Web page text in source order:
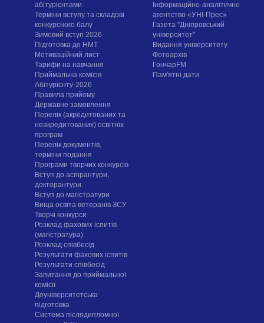
абітурієнтами
Терміни вступу та складові
конкурсного балу
Зимовий вступ 2026
Підготовка до НМТ
Мотиваційний лист
Тарифи на навчання
Приймальна комісія
Абітурієнту-2026
Правила прийому
Державне замовлення
Перелік (акредитованих та
неакредитованих) освітніх
програм
Перелік документів,
терміни подання
Програми творчих конкурсiв
Вступ до аспірантури,
докторантури
Вступ до магістратури
Вища освіта ветеранів ЗСУ
Творчі конкурси
Розклад фахових іспитів
(магістратура)
Розклад співбесід
Результати фахових іспитів
Результати співбесід
Запитання до приймальної
комісії
Доуніверситетська
підготовка
Система післядипломної
Інформаційно-аналітичне
агентство «УНІ-Прес»
Газета "Дніпровський
університет"
Видання університету
Фотоархів
ГончарFM
Пам'ятні дати